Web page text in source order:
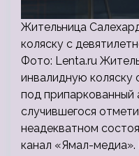
Жительница
коляску с
Фото: Lenta.ru
инвалидную коляску
под припаркованный
случившегося
неадекватном
канал «Ямал-